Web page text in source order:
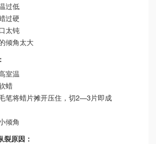
过低
过硬
太钝
倾角太大
室温
蜡
笔将蜡片摊开压住，切2—3片即成
倾角
裂原因：